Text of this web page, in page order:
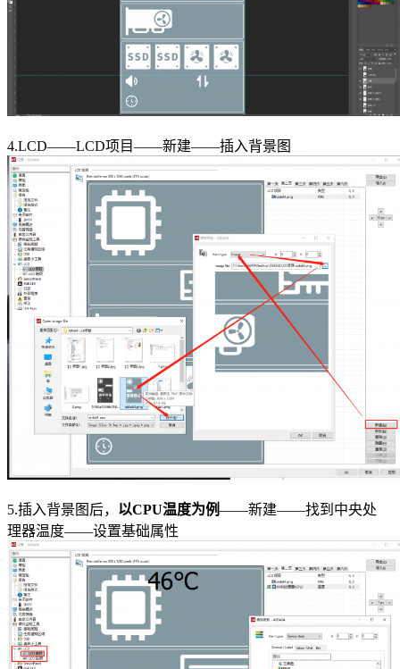
4.LCD——LCD项目——新建——插入背景图
5.插入背景图后， 以CPU温度为例——新建——找到中央处
理器温度——设置基础属性